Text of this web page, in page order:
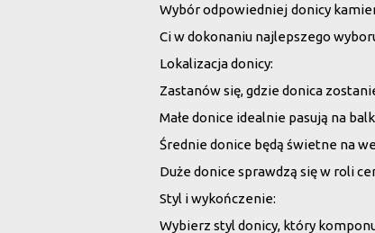
Wybór odpowiedniej donicy
Ci w dokonaniu najlepszego
Lokalizacja donicy:
Zastanów się, gdzie donica
Małe donice idealnie pasują na
Średnie donice będą świetne na
Duże donice sprawdzą się w roli
Styl i wykończenie:
Wybierz styl donicy, który